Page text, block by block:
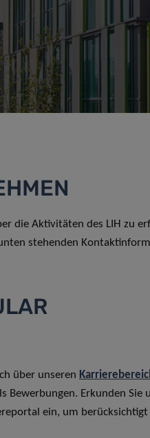
die Aktivitäten des LIH zu
stehenden
über unseren
Bewerbungen. Erkunden Sie
ein, um berücksichtigt